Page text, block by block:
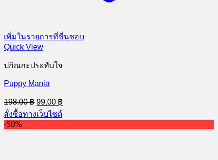
เพิ่มในรายการที่ชื่นชอบ
Quick View
ปกิณกะประทับใจ
Puppy Mania
198.00฿ Original
price
was:
198.00 ฿.
99.00 ฿
price
99.00 ฿.
สั่งซื้อทางเว็บไซต์
-50%